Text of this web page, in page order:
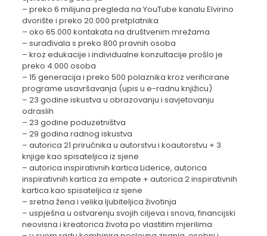
– preko 6 milijuna pregleda na YouTube kanalu Elvirino
dvorište i preko 20.000 pretplatnika
– oko 65.000 kontakata na društvenim mrežama
– surađivala s preko 800 pravnih osoba
– kroz edukacije i individualne konzultacije prošlo je
preko 4.000 osoba
– 15 generacija i preko 500 polaznika kroz verificirane
programe usavršavanja (upis u e-radnu knjižicu)
– 23 godine iskustva u obrazovanju i savjetovanju
odraslih
– 23 godine poduzetništva
– 29 godina radnog iskustva
– autorica 21 priručnika u autorstvu i koautorstvu + 3
knjige kao spisateljica iz sjene
– autorica inspirativnih kartica Liderice, autorica
inspirativnih kartica za empate + autorica 2 inspirativnih
kartica kao spisateljica iz sjene
– sretna žena i velika ljubiteljica životinja
– uspješna u ostvarenju svojih ciljeva i snova, financijski
neovisna i kreatorica života po vlastitim mjerilima